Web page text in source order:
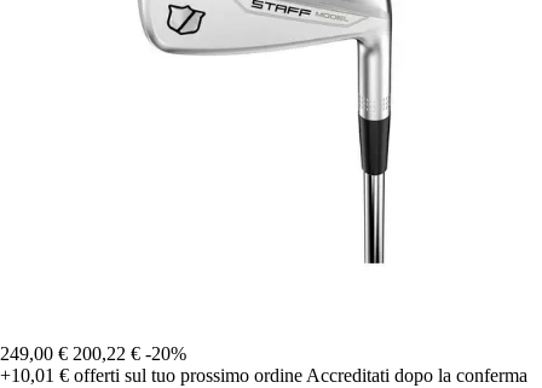
249,00 € 200,22 € -20%
+10,01 € offerti sul tuo prossimo ordine Accreditati dopo la conferma